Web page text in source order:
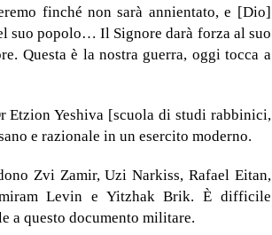
finché non sarà annientato, e [Dio]
suo popolo… Il Signore darà forza al suo
Questa è la nostra guerra, oggi tocca a
Etzion Yeshiva [scuola di studi rabbinici,
e razionale in un esercito moderno.
Zvi Zamir, Uzi Narkiss, Rafael Eitan,
Levin e Yitzhak Brik. È difficile
a questo documento militare.